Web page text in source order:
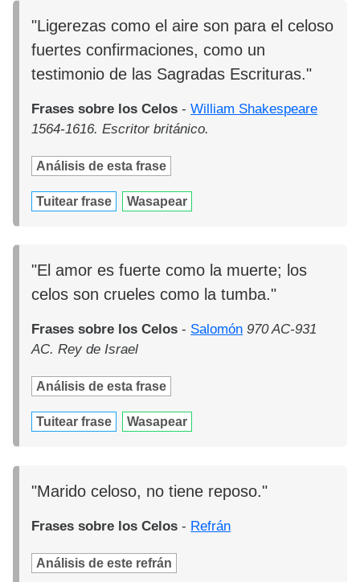
"Ligerezas como el aire son para el celoso
fuertes confirmaciones, como un
testimonio de las Sagradas Escrituras."
Frases sobre los Celos -William Shakespeare
1564-1616. Escritor británico.
Análisis de esta frase
Tuitear frase Wasapear
"El amor es fuerte como la muerte; los
celos son crueles como la tumba."
Frases sobre los Celos - Salomón 970 AC-931
AC. Rey de Israel
Análisis de esta frase
Tuitear frase Wasapear
"Marido celoso, no tiene reposo."
Frases sobre los Celos - Refrán
Análisis de este refrán